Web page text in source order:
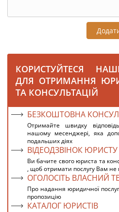
КОРИСТУЙТЕСЯ
ДЛЯ ОТРИМАННЯ
ТА КОНСУЛЬТАЦІЙ
БЕЗКОШТОВНА
Отримайте швидку
нашому месенджері, яка
подальших діях
ВІДЕОДЗВІНОК ЮРИСТУ
Ви бачите свого юриста та
, щоб отримати послугу Вам не
ОГОЛОСІТЬ ВЛАСНИЙ
Про надання юридичної
пропозицію
КАТАЛОГ ЮРИСТІВ